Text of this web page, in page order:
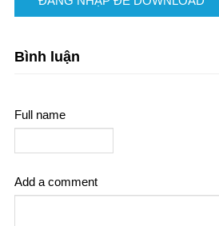
Bình luận
Full name
Add a comment